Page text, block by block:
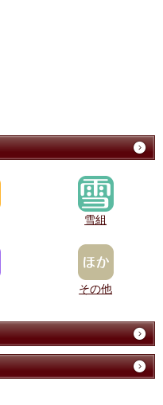
雪組
その他